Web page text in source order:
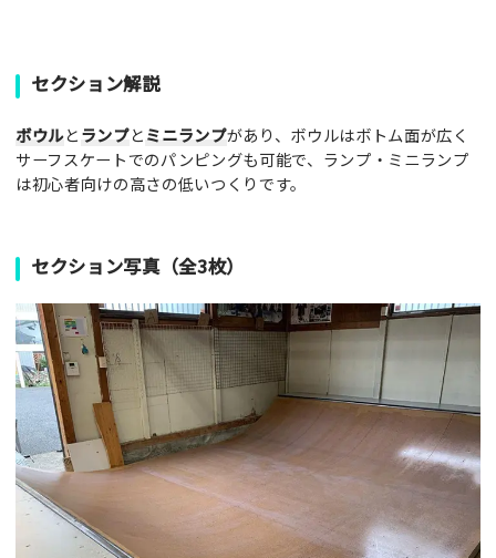
セクション解説
ボウルとランプとミニランプがあり、ボウルはボトム面が広く
サーフスケートでのパンピングも可能で、ランプ・ミニランプ
は初心者向けの高さの低いつくりです。
セクション写真（全3枚）